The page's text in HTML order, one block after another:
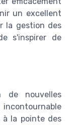
un excellent
la gestion des
s'inspirer de
de nouvelles
à la pointe des